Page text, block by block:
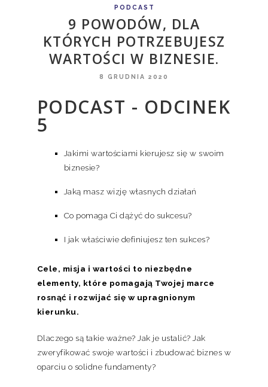
PODCAST
9 POWODÓW, DLA
KTÓRYCH POTRZEBUJESZ
WARTOŚCI W BIZNESIE.
8 GRUDNIA 2020
PODCAST - ODCINEK
5
Jakimi wartościami kierujesz się w swoim
biznesie?
Jaką masz wizję własnych działań
Co pomaga Ci dążyć do sukcesu?
I jak właściwie definiujesz ten sukces?
Cele, misja i wartości to niezbędne
elementy, które pomagają Twojej marce
rosnąć i rozwijać się w upragnionym
kierunku.
Dlaczego są takie ważne? Jak je ustalić? Jak
zweryfikować swoje wartości i zbudować biznes w
oparciu o solidne fundamenty?